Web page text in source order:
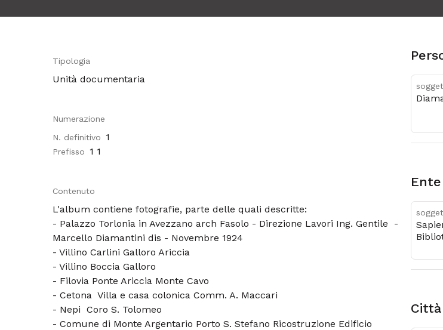
Tipologia
Unità documentaria
Numerazione
N. definitivo
1
Prefisso 1 1
Contenuto
L'album contiene fotografie, parte delle quali descritte:
- Palazzo Torlonia in Avezzano arch Fasolo - Direzione Lavori Ing. Gentile -
Marcello Diamantini dis - Novembre 1924
- Villino Carlini Galloro Ariccia
- Villino Boccia Galloro
- Filovia Ponte Ariccia Monte Cavo
- Cetona Villa e casa colonica Comm. A. Maccari
- Nepi Coro S. Tolomeo
- Comune di Monte Argentario Porto S. Stefano Ricostruzione Edificio
Ente
città